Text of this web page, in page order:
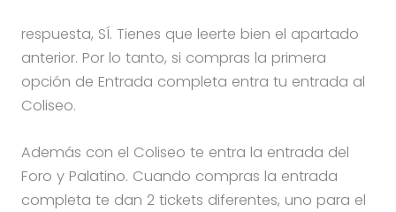
respuesta, SÍ. Tienes que leerte bien el apartado
anterior. Por lo tanto, si compras la primera
opción de Entrada completa entra tu entrada al
Coliseo.
Además con el Coliseo te entra la entrada del
Foro y Palatino. Cuando compras la entrada
completa te dan 2 tickets diferentes, uno para el